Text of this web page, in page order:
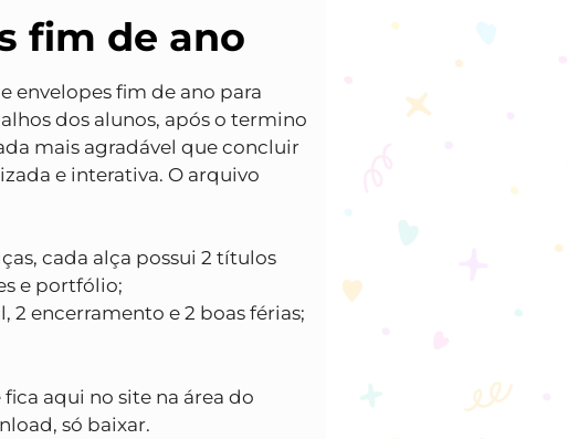
fim de ano
envelopes fim de ano para
dos alunos, após o termino
mais agradável que concluir
e interativa. O arquivo
cada alça possui 2 títulos
e portfólio;
2 encerramento e 2 boas férias;
aqui no site na área do
só baixar.